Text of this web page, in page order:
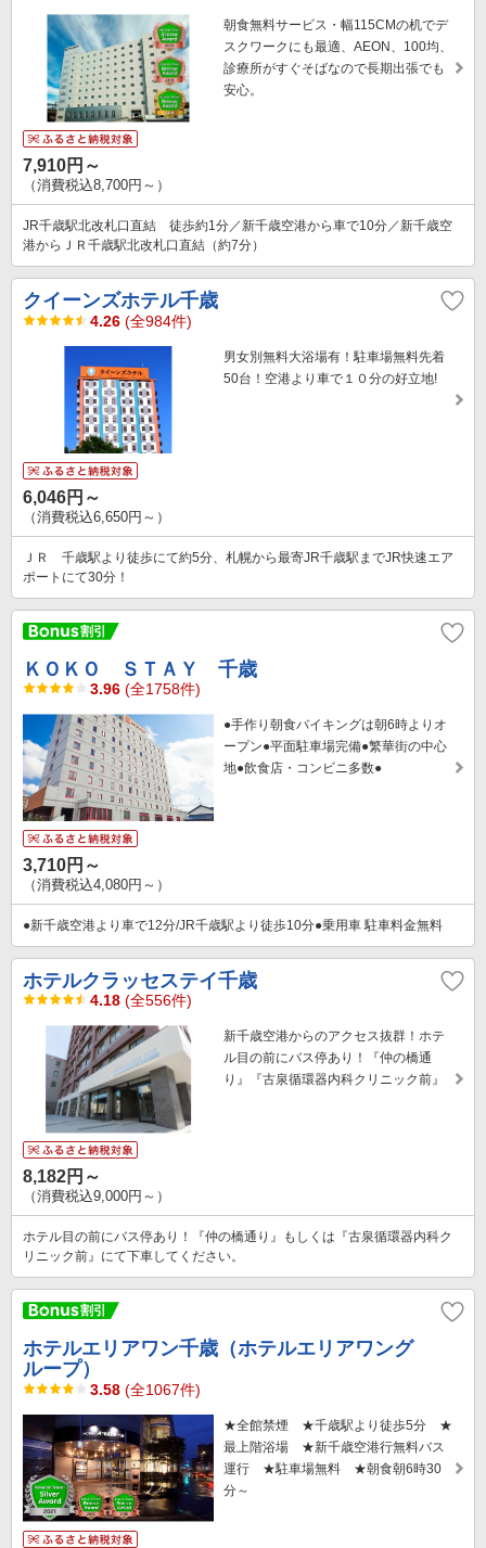
朝食無料サービス・幅115CMの机でデ
スクワークにも最適、AEON、100均、
診療所がすぐそばなので長期出張でも
安心。
7,910円～
（消費税込8,700円～）
JR千歳駅北改札口直結 徒歩約1分／新千歳空港から車で10分／新千歳空
港からＪＲ千歳駅北改札口直結（約7分）
クイーンズホテル千歳
4.26 (全984件)
男女別無料大浴場有！駐車場無料先着
50台！空港より車で１０分の好立地!
6,046円～
（消費税込6,650円～）
ＪＲ 千歳駅より徒歩にて約5分、札幌から最寄JR千歳駅までJR快速エア
ポートにて30分！
ＫＯＫＯ ＳＴＡＹ 千歳
3.96 (全1758件)
●手作り朝食バイキングは朝6時よりオ
ープン●平面駐車場完備●繁華街の中心
地●飲食店・コンビニ多数●
3,710円～
（消費税込4,080円～）
●新千歳空港より車で12分/JR千歳駅より徒歩10分●乗用車 駐車料金無料
ホテルクラッセステイ千歳
4.18 (全556件)
新千歳空港からのアクセス抜群！ホテ
ル目の前にバス停あり！『仲の橋通
り』『古泉循環器内科クリニック前』
8,182円～
（消費税込9,000円～）
ホテル目の前にバス停あり！『仲の橋通り』もしくは『古泉循環器内科ク
リニック前』にて下車してください。
ホテルエリアワン千歳（ホテルエリアワング
ループ）
3.58 (全1067件)
★全館禁煙 ★千歳駅より徒歩5分 ★
最上階浴場 ★新千歳空港行無料バス
運行 ★駐車場無料 ★朝食朝6時30
分～